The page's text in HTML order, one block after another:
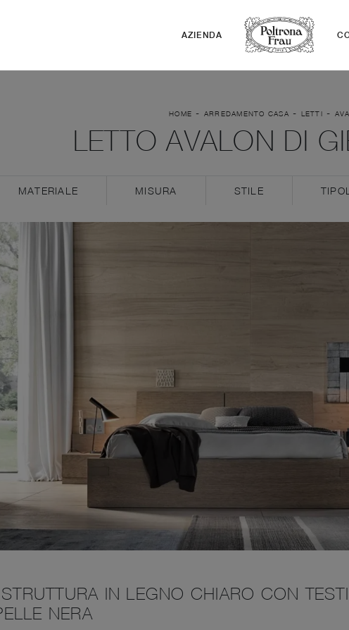
AZIENDA
HOME - ARREDAMENTO CASA - LETTI -
LETTO AVALON DI
MATERIALE MISURA STILE
IN LEGNO CHIARO CON
NERA